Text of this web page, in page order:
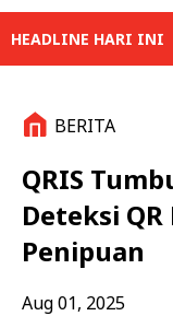
HEADLINE HARI INI
Pajak Digital
BERITA
QRIS
Deteksi
Penipuan
Aug 01, 2025